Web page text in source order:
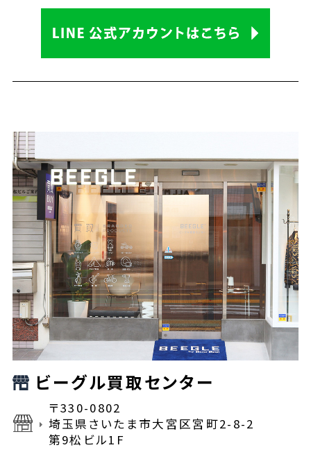
ビーグル買取センター
〒330-0802
埼玉県さいたま市大宮区宮町2-8-2
第9松ビル1F